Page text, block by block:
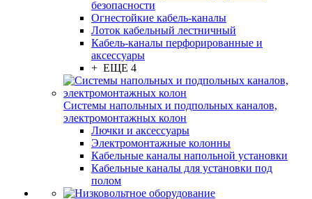
безопасности
Огнестойкие кабель-каналы
Лоток кабельный лестничный
Кабель-каналы перфорированные и
аксессуары
+ ЕЩЕ 4
Системы напольных и подпольных каналов,
электромонтажных колон
Лючки и аксессуары
Электромонтажные колонны
Кабельные каналы напольной установки
Кабельные каналы для установки под
полом